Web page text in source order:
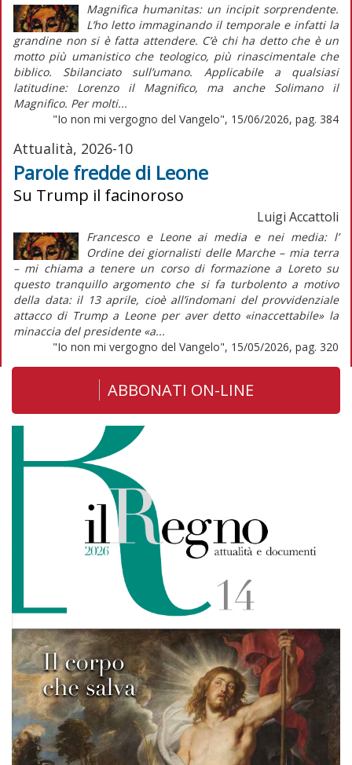
Magnifica humanitas: un incipit sorprendente.
L’ho letto immaginando il temporale e infatti la
grandine non si è fatta attendere. C’è chi ha detto che è un
motto più umanistico che teologico, più rinascimentale che
biblico. Sbilanciato sull’umano. Applicabile a qualsiasi
latitudine: Lorenzo il Magnifico, ma anche Solimano il
Magnifico. Per molti...
"Io non mi vergogno del Vangelo", 15/06/2026, pag. 384
Attualità, 2026-10
Parole fredde di Leone
Su Trump il facinoroso
Luigi Accattoli
Francesco e Leone ai media e nei media: l’
Ordine dei giornalisti delle Marche – mia terra
– mi chiama a tenere un corso di formazione a Loreto su
questo tranquillo argomento che si fa turbolento a motivo
della data: il 13 aprile, cioè all’indomani del provvidenziale
attacco di Trump a Leone per aver detto «inaccettabile» la
minaccia del presidente «a...
"Io non mi vergogno del Vangelo", 15/05/2026, pag. 320
ABBONATI ON-LINE